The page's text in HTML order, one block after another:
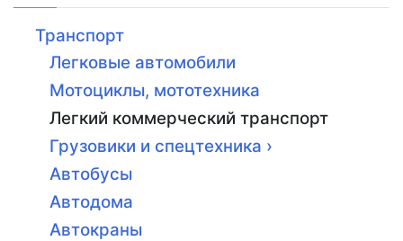
Транспорт
Легковые автомобили
Мотоциклы, мототехника
Легкий коммерческий транспорт
Грузовики и спецтехника ›
Автобусы
Автодома
Автокраны